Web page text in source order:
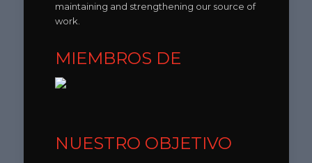
maintaining and strengthening our source of
work.
MIEMBROS DE
NUESTRO OBJETIVO